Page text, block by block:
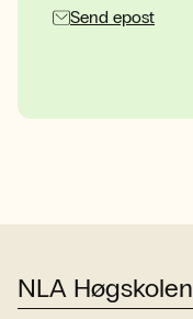
Send epost
NLA Høgskolen